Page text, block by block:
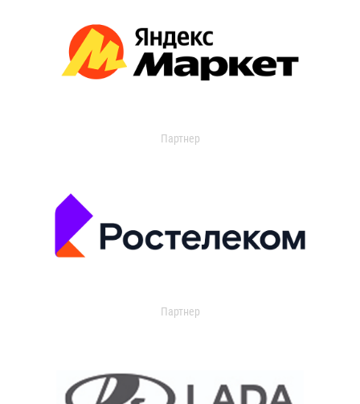
Партнер
Партнер